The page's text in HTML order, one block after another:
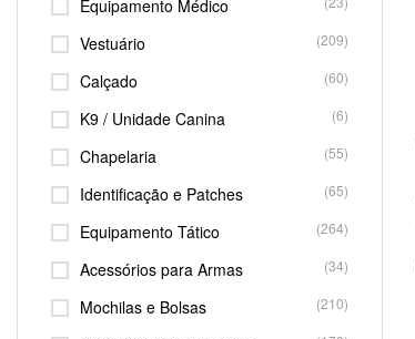
Equipamento Médico
Vestuário (209)
Calçado (60)
K9 / Unidade Canina (6)
Chapelaria (55)
Identificação e Patches (65)
Equipamento Tático (264)
Acessórios para Armas (34)
Mochilas e Bolsas (210)